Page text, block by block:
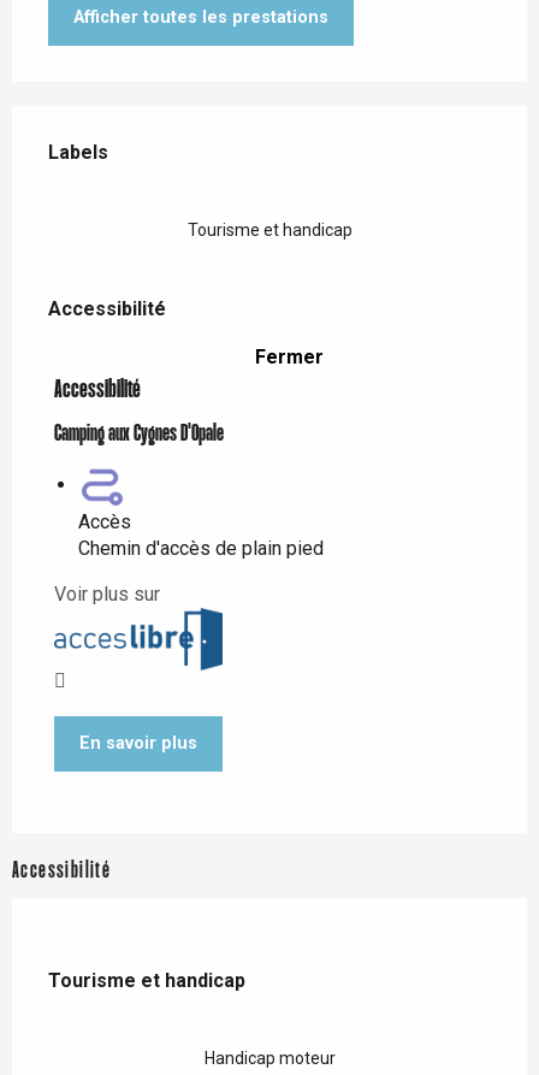
Afficher toutes les prestations
Labels
Labels
Tourisme et handicap
Accessibilité
Fermer
Accessibilité
Camping aux Cygnes D'Opale
Accès
Chemin d'accès de plain pied
Voir plus sur
En savoir plus
Accessibilité
Tourisme et handicap
Tourisme et handicap
Handicap moteur